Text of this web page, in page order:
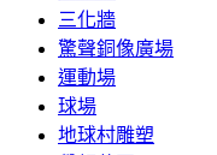
三化牆
驚聲銅像廣場
運動場
球場
地球村雕塑